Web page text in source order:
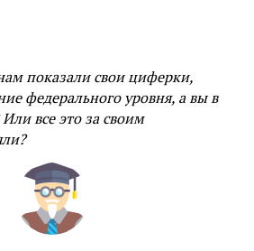
показали свои циферки,
федерального уровня, а вы в
все это за своим